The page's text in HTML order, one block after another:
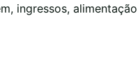
ingressos, alimentação